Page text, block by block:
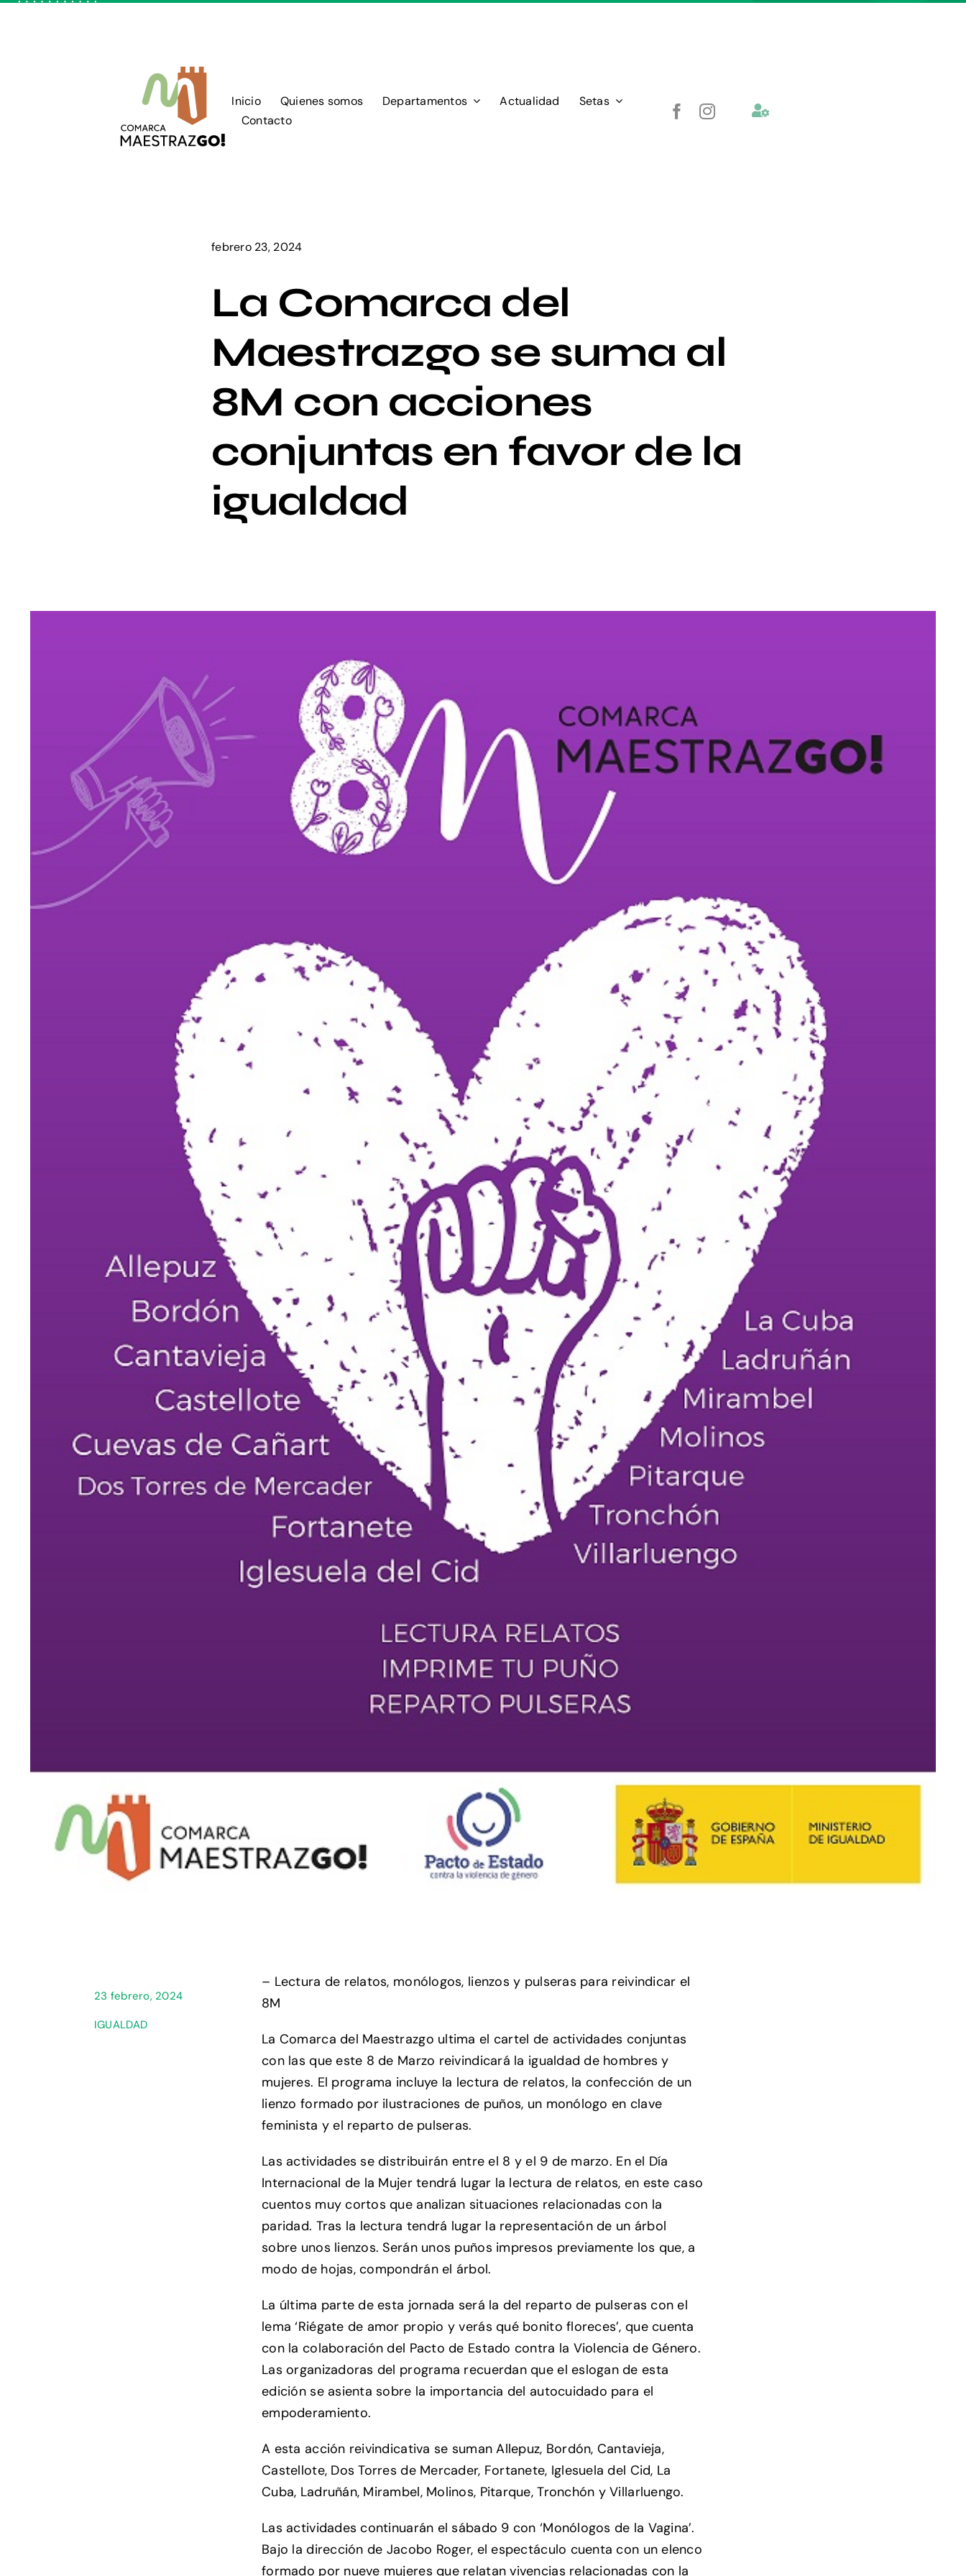
Inicio Quienes somos Departamentos Actualidad
Setas
Contacto
febrero 23, 2024
La Comarca del
Maestrazgo se suma al
8M con acciones
conjuntas en favor de la
igualdad
23 febrero, 2024
IGUALDAD
– Lectura de relatos, monólogos, lienzos y pulseras para reivindicar el
8M
La Comarca del Maestrazgo ultima el cartel de actividades conjuntas
con las que este 8 de Marzo reivindicará la igualdad de hombres y
mujeres. El programa incluye la lectura de relatos, la confección de un
lienzo formado por ilustraciones de puños, un monólogo en clave
feminista y el reparto de pulseras.
Las actividades se distribuirán entre el 8 y el 9 de marzo. En el Día
Internacional de la Mujer tendrá lugar la lectura de relatos, en este caso
cuentos muy cortos que analizan situaciones relacionadas con la
paridad. Tras la lectura tendrá lugar la representación de un árbol
sobre unos lienzos. Serán unos puños impresos previamente los que, a
modo de hojas, compondrán el árbol.
La última parte de esta jornada será la del reparto de pulseras con el
lema ‘Riégate de amor propio y verás qué bonito floreces’, que cuenta
con la colaboración del Pacto de Estado contra la Violencia de Género.
Las organizadoras del programa recuerdan que el eslogan de esta
edición se asienta sobre la importancia del autocuidado para el
empoderamiento.
A esta acción reivindicativa se suman Allepuz, Bordón, Cantavieja,
Castellote, Dos Torres de Mercader, Fortanete, Iglesuela del Cid, La
Cuba, Ladruñán, Mirambel, Molinos, Pitarque, Tronchón y Villarluengo.
Las actividades continuarán el sábado 9 con ‘Monólogos de la Vagina’.
Bajo la dirección de Jacobo Roger, el espectáculo cuenta con un elenco
formado por nueve mujeres que relatan vivencias relacionadas con la